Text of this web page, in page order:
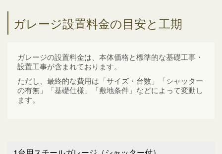
ガレージ設置料金の目安と工期
ガレージの設置料金は、本体価格と標準的な基礎工事・
設置工事が含まれております。
ただし、最終的な費用は「サイズ・台数」「シャッター
の有無」「基礎仕様」「敷地条件」などによって変動し
ます。